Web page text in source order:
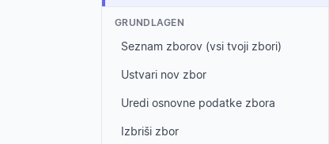
GRUNDLAGEN
Seznam zborov (vsi tvoji zbori)
Ustvari nov zbor
Uredi osnovne podatke zbora
Izbriši zbor